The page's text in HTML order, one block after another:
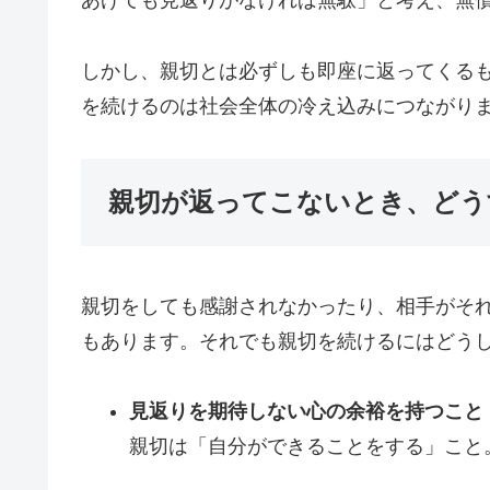
しかし、親切とは必ずしも即座に返ってく
を続けるのは社会全体の冷え込みにつながり
親切が返ってこないとき、ど
親切をしても感謝されなかったり、相手がそ
もあります。それでも親切を続けるにはどう
見返りを期待しない心の余裕を持つこと
親切は「自分ができることをする」こ